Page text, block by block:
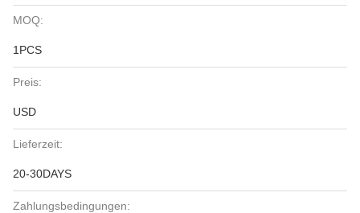
MOQ:
1PCS
Preis:
USD
Lieferzeit:
20-30DAYS
Zahlungsbedingungen: